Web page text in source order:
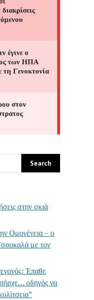
στην σκιά
Ομογένεια – ο
με τον
Έπαθε
οδηγός να